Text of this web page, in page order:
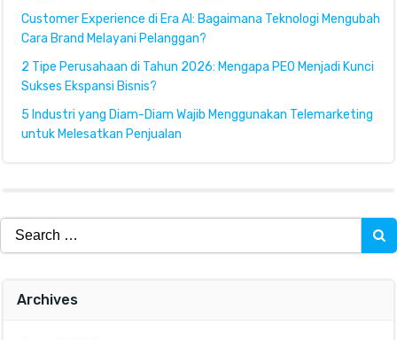
Customer Experience di Era AI: Bagaimana Teknologi Mengubah
Cara Brand Melayani Pelanggan?
2 Tipe Perusahaan di Tahun 2026: Mengapa PEO Menjadi Kunci
Sukses Ekspansi Bisnis?
5 Industri yang Diam-Diam Wajib Menggunakan Telemarketing
untuk Melesatkan Penjualan
Search
for:
Archives